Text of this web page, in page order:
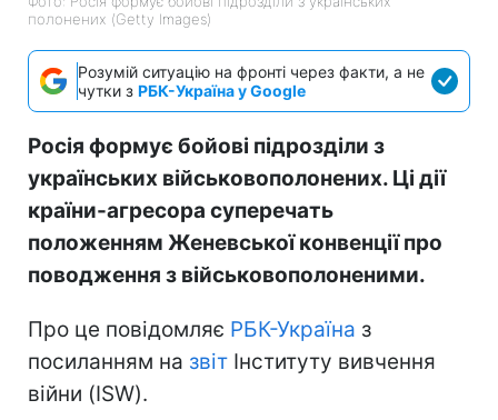
полонених (Getty Images)
Розумій ситуацію на фронті через факти, а не
чутки з РБК-Україна у Google
Росія формує бойові підрозділи з
українських військовополонених. Ці дії
країни-агресора суперечать
положенням Женевської конвенції про
поводження з військовополоненими.
Про це повідомляє РБК-Україна з
посиланням на звіт Інституту вивчення
війни (ISW).